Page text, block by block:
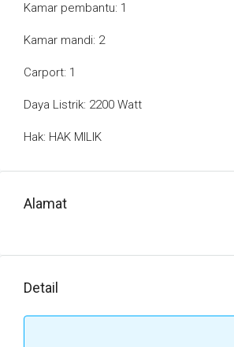
Kamar pembantu: 1
Kamar mandi: 2
Carport: 1
Daya Listrik: 2200 Watt
Hak: HAK MILIK
Alamat
Detail